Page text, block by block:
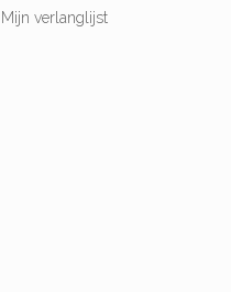
Mijn verlanglijst